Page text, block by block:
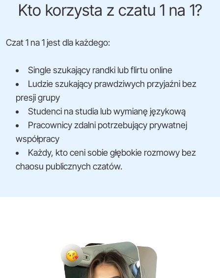
Kto korzysta z czatu 1 na 1?
Czat 1 na 1 jest dla każdego:
Single szukający randki lub flirtu online
Ludzie szukający prawdziwych przyjaźni bez
presji grupy
Studenci na studia lub wymianę językową
Pracownicy zdalni potrzebujący prywatnej
współpracy
Każdy, kto ceni sobie głębokie rozmowy bez
chaosu publicznych czatów.